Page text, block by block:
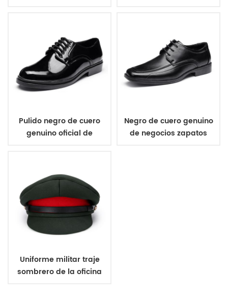
Pulido negro de cuero
genuino oficial de
Negro de cuero genuino
de negocios zapatos
Uniforme militar traje
sombrero de la oficina